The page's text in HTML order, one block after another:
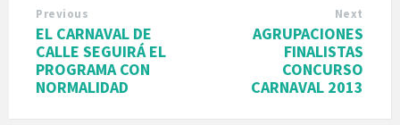
Previous
EL CARNAVAL DE
CALLE SEGUIRÁ EL
PROGRAMA CON
NORMALIDAD
Next
AGRUPACIONES
FINALISTAS
CONCURSO
CARNAVAL 2013